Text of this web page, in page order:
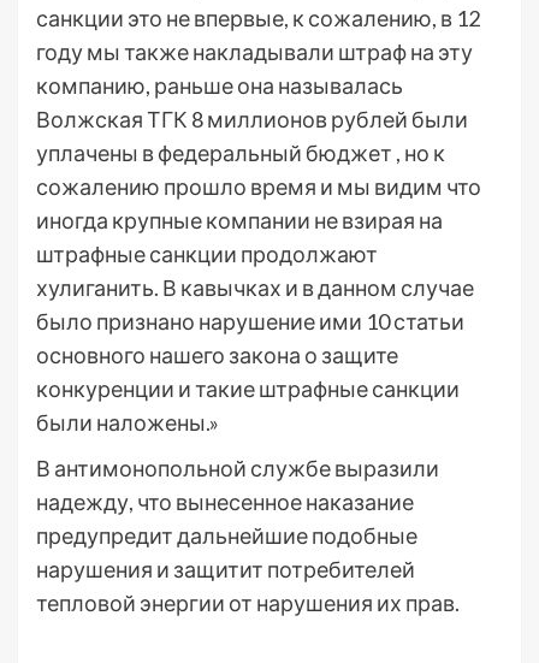
санкции это не впервые, к сожалению, в 12
году мы также накладывали штраф на эту
компанию, раньше она называлась
Волжская ТГК 8 миллионов рублей были
уплачены в федеральный бюджет , но к
сожалению прошло время и мы видим что
иногда крупные компании не взирая на
штрафные санкции продолжают
хулиганить. В кавычках и в данном случае
было признано нарушение ими 10 статьи
основного нашего закона о защите
конкуренции и такие штрафные санкции
были наложены.»
В антимонопольной службе выразили
надежду, что вынесенное наказание
предупредит дальнейшие подобные
нарушения и защитит потребителей
тепловой энергии от нарушения их прав.